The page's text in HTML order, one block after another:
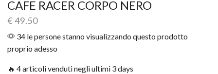
CAFE RACER CORPO NERO
€49.50
34 le persone stanno visualizzando questo prodotto
proprio adesso
🔥 4 articoli venduti negli ultimi 3 days